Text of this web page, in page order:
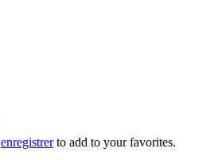
enregistrerto add to your favorites.